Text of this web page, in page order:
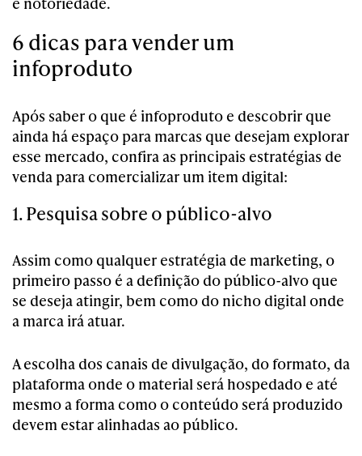
6 dicas para vender um
infoproduto
Após saber o que é infoproduto e descobrir que
ainda há espaço para marcas que desejam explorar
esse mercado, confira as principais estratégias de
venda para comercializar um item digital:
1. Pesquisa sobre o público-alvo
Assim como qualquer estratégia de marketing, o
primeiro passo é a definição do público-alvo que
se deseja atingir, bem como do nicho digital onde
a marca irá atuar.
A escolha dos canais de divulgação, do formato, da
plataforma onde o material será hospedado e até
mesmo a forma como o conteúdo será produzido
devem estar alinhadas ao público.